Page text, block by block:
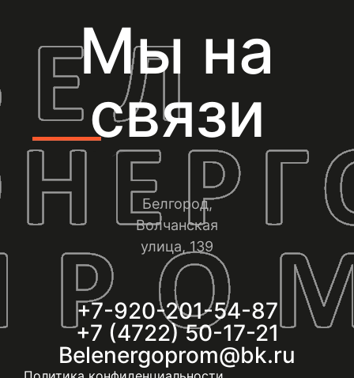
Мы на
связи
Белгород,
Волчанская
улица, 139
+7-920-201-54-87
+7 (4722) 50-17-21
Belenergoprom@bk.ru